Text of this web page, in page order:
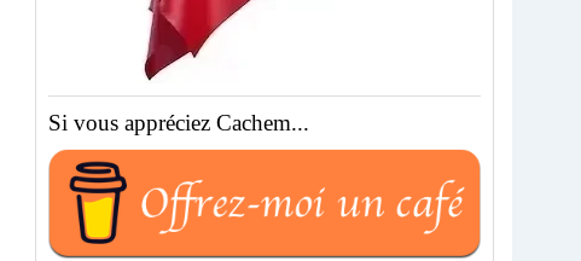
Si vous appréciez Cachem...